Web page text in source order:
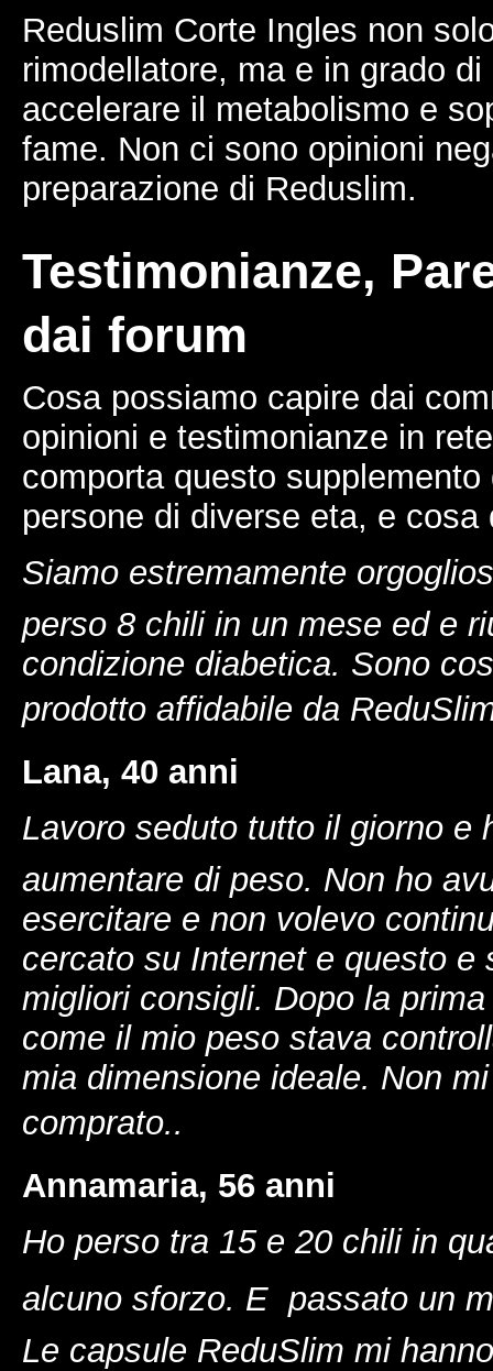
Reduslim Corte Ingles non
rimodellatore, ma e in grado
accelerare il metabolismo e
fame. Non ci sono opinioni
preparazione di Reduslim.
Testimonianze,
dai forum
Cosa possiamo capire dai
opinioni e testimonianze in
comporta questo
persone di diverse eta, e
Siamo estremamente
perso 8 chili in un mese ed e
condizione diabetica. Sono
prodotto affidabile da
Lana, 40 anni
Lavoro seduto tutto il giorno e
aumentare di peso. Non ho
esercitare e non volevo
cercato su Internet e questo e
migliori consigli. Dopo la
come il mio peso stava
mia dimensione ideale. Non
comprato..
Annamaria, 56 anni
Ho perso tra 15 e 20 chili in
alcuno sforzo. E  passato un
Le capsule ReduSlim mi